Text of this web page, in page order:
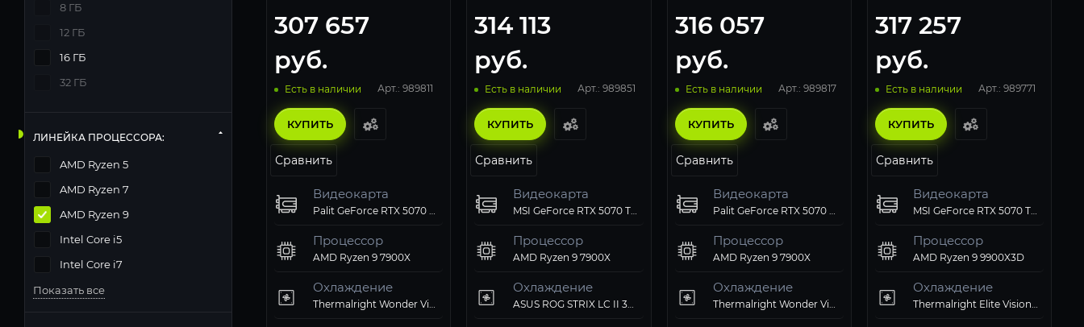
307 657
руб.
Есть в наличии Арт.: 989811
КУПИТЬ
Сравнить
Видеокарта
Palit GeForce RTX 5070 Ti GamingPro-S OC 16Gb
Процессор
AMD Ryzen 9 7900X
Охлаждение
Thermalright Wonder Vision 360 UB ARGB Black
314 113
руб.
Есть в наличии Арт.: 989851
КУПИТЬ
Сравнить
Видеокарта
MSI GeForce RTX 5070 Ti 16GB VENTUS 3X OC
Процессор
AMD Ryzen 9 7900X
Охлаждение
ASUS ROG STRIX LC II 360 ARGB White
316 057
руб.
Есть в наличии Арт.: 989817
КУПИТЬ
Сравнить
Видеокарта
Palit GeForce RTX 5070 Ti GamingPro-S OC 16Gb
Процессор
AMD Ryzen 9 7900X
Охлаждение
Thermalright Wonder Vision 360 UB ARGB Black
317 257
руб.
Есть в наличии Арт.: 989771
КУПИТЬ
Сравнить
Видеокарта
MSI GeForce RTX 5070 Ti 16GB VENTUS 3X OC
Процессор
AMD Ryzen 9 9900X3D
Охлаждение
Thermalright Elite Vision 360 ARGB White
8 ГБ
12 ГБ
16 ГБ
32 ГБ
ЛИНЕЙКА ПРОЦЕССОРА:
AMD Ryzen 5
AMD Ryzen 7
AMD Ryzen 9
Intel Core i5
Intel Core i7
Показать все